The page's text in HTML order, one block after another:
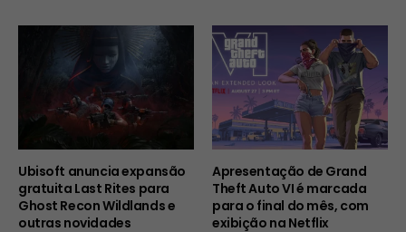
Ubisoft anuncia expansão
gratuita Last Rites para
Ghost Recon Wildlands e
outras novidades
Apresentação de Grand
Theft Auto VI é marcada
para o final do mês, com
exibição na Netflix